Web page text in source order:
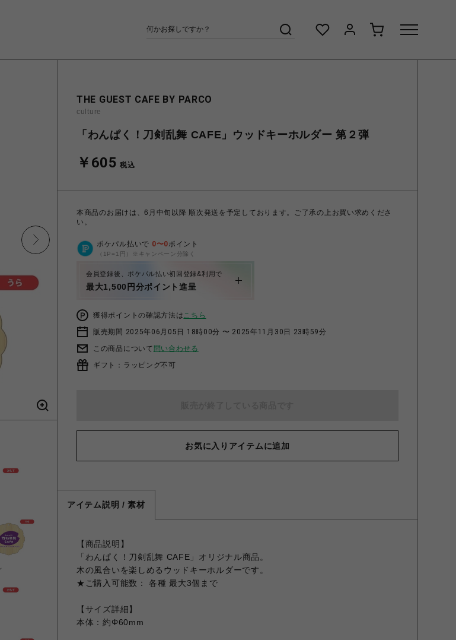
「わんぱく！刀剣乱舞 CAFE」ウッドキーホルダー 第２弾 いしきりまる
THE GUEST CAFE BY PARCO
culture
「わんぱく！刀剣乱舞 CAFE」ウッドキーホルダー 第２弾
￥605 税込
本商品のお届けは、6月中旬以降 順次発送を予定しております。ご了承の上お買い求めくださ
い。
ポケパル払いで 0〜0ポイント
（1P=1円）※キャンペーン分除く
会員登録後、ポケパル払い初回登録&利用で
最大1,500円分ポイント進呈
獲得ポイントの確認方法はこちら
販売期間 2025年06月05日 18時00分 〜 2025年11月30日 23時59分
この商品について 問い合わせる
ギフト：ラッピング不可
お気に入りアイテムに追加
アイテム説明 / 素材
【商品説明】
「わんぱく！刀剣乱舞 CAFE」オリジナル商品。
木の風合いを楽しめるウッドキーホルダーです。
★ご購入可能数： 各種 最大3個まで
【サイズ詳細】
本体：約Φ60mm